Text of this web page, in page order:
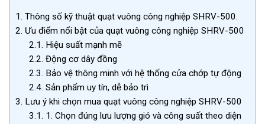
1. Thông số kỹ thuật quạt vuông công nghiệp SHRV-500.
2. Ưu điểm nổi bật của quạt vuông công nghiệp SHRV-500
2.1. Hiệu suất mạnh mẽ
2.2. Động cơ dây đồng
2.3. Bảo vệ thông minh với hệ thống cửa chớp tự động
2.4. Sản phẩm uy tín, dễ bảo trì
3. Lưu ý khi chọn mua quạt vuông công nghiệp SHRV-500
3.1. 1. Chọn đúng lưu lượng gió và công suất theo diện